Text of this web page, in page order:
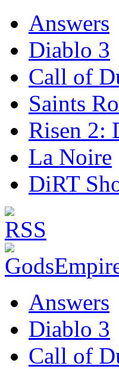
Answers
Diablo 3
Call of
Saints
Risen 2:
La Noire
DiRT
Answers
Diablo 3
Call of